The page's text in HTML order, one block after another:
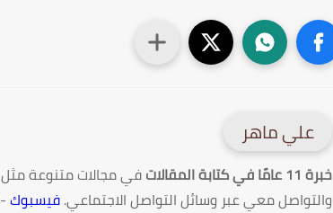
علي ماهر
خبرة 11 عامًا في كتابة المقالات في مجالات متنوعة مثل
والتواصل معي عبر وسائل التواصل الاجتماعي.فيسبوك-